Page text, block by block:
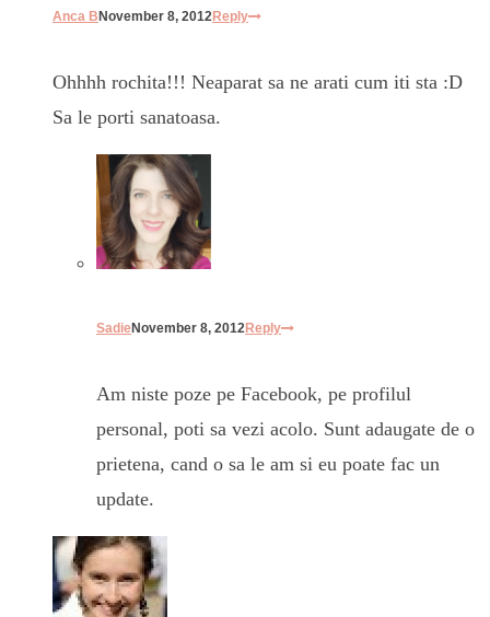
Anca B November 8, 2012Reply
Ohhhh rochita!!! Neaparat sa ne arati cum iti sta :D
Sa le porti sanatoasa.
SadieNovember 8, 2012Reply
Am niste poze pe Facebook, pe profilul
personal, poti sa vezi acolo. Sunt adaugate de o
prietena, cand o sa le am si eu poate fac un
update.